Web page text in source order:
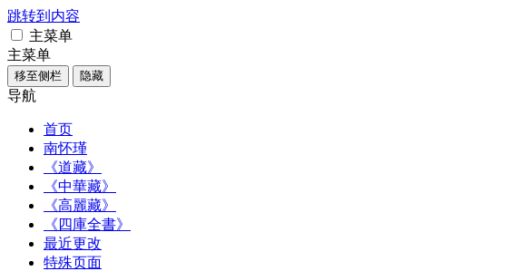
跳转到内容
主菜单
主菜单
移至侧栏 隐藏
导航
首页
南怀瑾
《道藏》
《中華藏》
《高麗藏》
《四庫全書》
最近更改
特殊页面